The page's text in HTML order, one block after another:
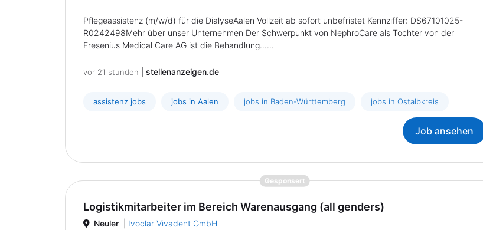
Pflegeassistenz (m/w/d) für die DialyseAalen Vollzeit ab sofort unbefristet Kennziffer: DS67101025-
R0242498Mehr über unser Unternehmen Der Schwerpunkt von NephroCare als Tochter von der
Fresenius Medical Care AG ist die Behandlung......
vor 21 stunden stellenanzeigen.de
assistenz jobs jobs in Aalen jobs in Baden-Württemberg jobs in Ostalbkreis
Job ansehen
Gesponsert{prompt.job}
Logistikmitarbeiter im Bereich Warenausgang (all genders)
Neuler Ivoclar Vivadent GmbH